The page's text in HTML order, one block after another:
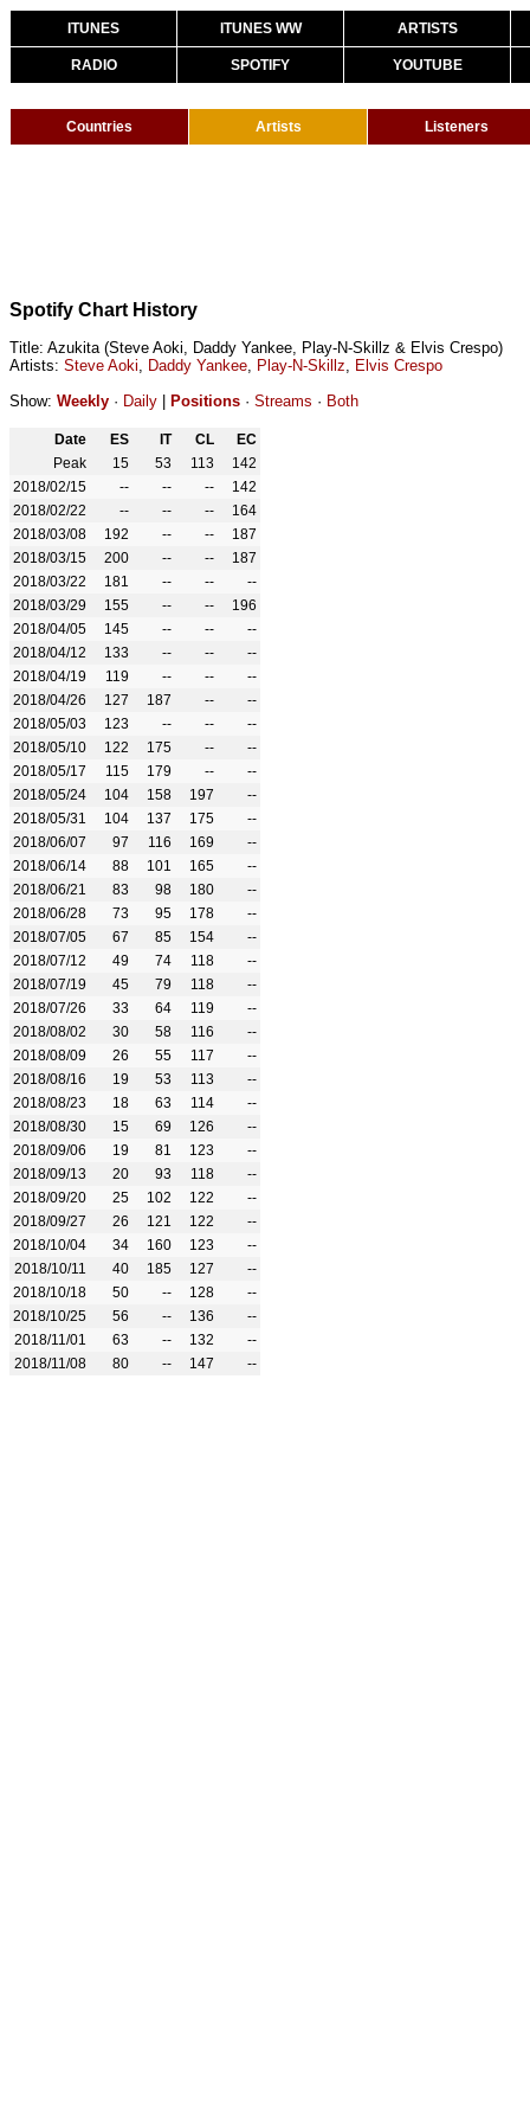
ITUNES ITUNES WW ARTISTS
RADIO SPOTIFY YOUTUBE
Countries Artists Listeners
Spotify Chart History
Title: Azukita (Steve Aoki, Daddy Yankee, Play-N-Skillz & Elvis Crespo)
Artists: Steve Aoki, Daddy Yankee, Play-N-Skillz, Elvis Crespo
Show: Weekly · Daily Positions · Streams · Both
Date ES IT CL
EC
Peak
15 53 113
142
2018/02/15
-- -- --
142
2018/02/22
-- -- --
164
2018/03/08
192 -- --
187
2018/03/15
200 -- --
187
2018/03/22
181 -- --
--
2018/03/29
155 -- --
196
2018/04/05
145 -- --
--
2018/04/12
133 -- --
--
2018/04/19
119 -- --
--
2018/04/26
127 187 --
--
2018/05/03
123 -- --
--
2018/05/10
122 175 --
--
2018/05/17
115 179 --
--
2018/05/24
104 158 197
--
2018/05/31
104 137 175
--
2018/06/07
97 116 169
--
2018/06/14
88 101 165
--
2018/06/21
83 98 180
--
2018/06/28
73 95 178
--
2018/07/05
67 85 154
--
2018/07/12
49 74 118
--
2018/07/19
45 79 118
--
2018/07/26
33 64 119
--
2018/08/02
30 58 116
--
2018/08/09
26 55 117
--
2018/08/16
19 53 113
--
2018/08/23
18 63 114
--
2018/08/30
15 69 126
--
2018/09/06
19 81 123
--
2018/09/13
20 93 118
--
2018/09/20
25 102 122
--
2018/09/27
26 121 122
--
2018/10/04
34 160 123
--
2018/10/11
40 185 127
--
2018/10/18
50 -- 128
--
2018/10/25
56 -- 136
--
2018/11/01
63 -- 132
--
2018/11/08
80 -- 147 --